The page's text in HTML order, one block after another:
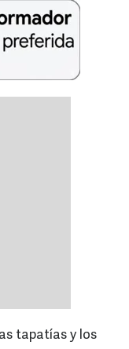
tapatías y los